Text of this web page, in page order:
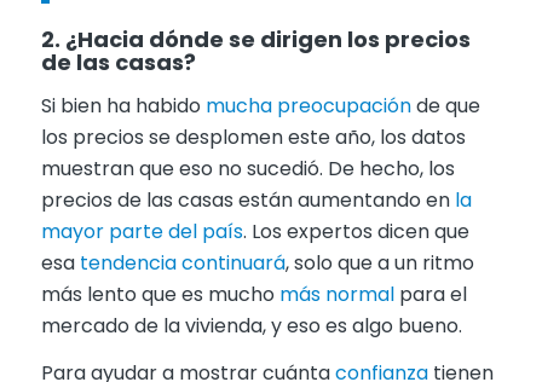
2. ¿Hacia dónde se dirigen los precios
de las casas?
Si bien ha habido mucha preocupaciónde que
los precios se desplomen este año, los datos
muestran que eso no sucedió. De hecho, los
precios de las casas están aumentando en la
mayor parte del país. Los expertos dicen que
esa tendencia continuará, solo que a un ritmo
más lento que es mucho más normalpara el
mercado de la vivienda, y eso es algo bueno.
Para ayudar a mostrar cuántaconfianzatienen